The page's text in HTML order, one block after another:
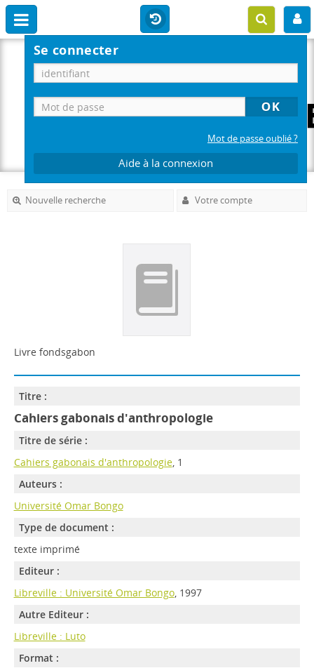
Se connecter
Mot de passe oublié ?
Aide à la connexion
Nouvelle recherche Votre compte
Livre fondsgabon
Titre :
Cahiers gabonais d'anthropologie
Titre de série :
Cahiers gabonais d'anthropologie, 1
Auteurs :
Université Omar Bongo
Type de document :
texte imprimé
Editeur :
Libreville : Université Omar Bongo, 1997
Autre Editeur :
Libreville : Luto
Format :